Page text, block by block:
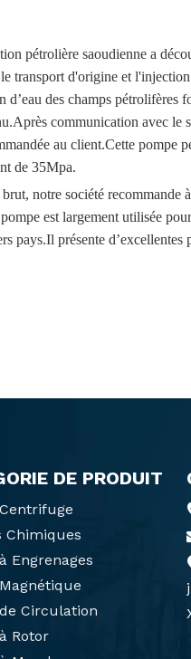
pétrolière saoudienne a
transport d'origine et
d’eau des champs pétrolifères
communication avec le
au client.Cette pompe
de 35Mpa.
notre société recommande
est largement utilisée
pays.Il présente d’excellentes
DE PRODUIT
Chimiques
Engrenages
Circulation
Rotor